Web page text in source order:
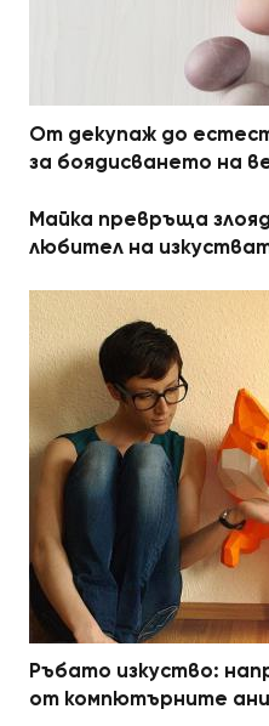
От декупаж до
за боядисването на
Майка превръща
любител на
Ръбато изкуство:
от компютърните